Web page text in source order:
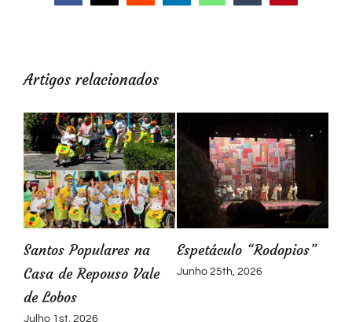
Artigos relacionados
Santos Populares na
Casa de Repouso Vale
de Lobos
Julho 1st, 2026
Espetáculo “Rodopios”
Junho 25th, 2026